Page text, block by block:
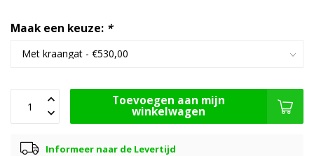
Maak een keuze: *
Toevoegen aan mijn
winkelwagen
Informeer naar de Levertijd